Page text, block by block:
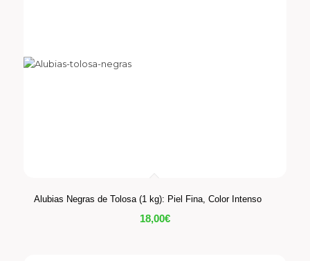
Alubias Negras de Tolosa (1 kg): Piel Fina, Color Intenso
18,00€